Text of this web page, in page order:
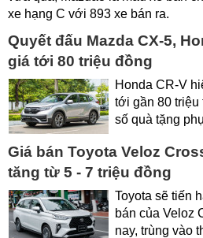
xe hạng C với 893 xe bán ra.
Quyết đấu Mazda CX-5,
giá tới 80 triệu đồng
Honda CR-V
tới gần 80 triệu
số quà tặng
Giá bán Toyota Veloz
tăng từ 5 - 7 triệu đồng
Toyota sẽ tiến
bán của Veloz
nay, trùng vào